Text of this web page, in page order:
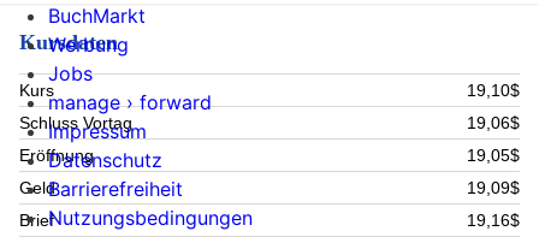
Kursdaten
Kurs
19,10$
Schluss Vortag
19,06$
Eröffnung
19,05$
Geld
19,09$
Brief
19,16$
BuchMarkt
Werbung
Jobs
manage › forward
Impressum
Datenschutz
Barrierefreiheit
Nutzungsbedingungen